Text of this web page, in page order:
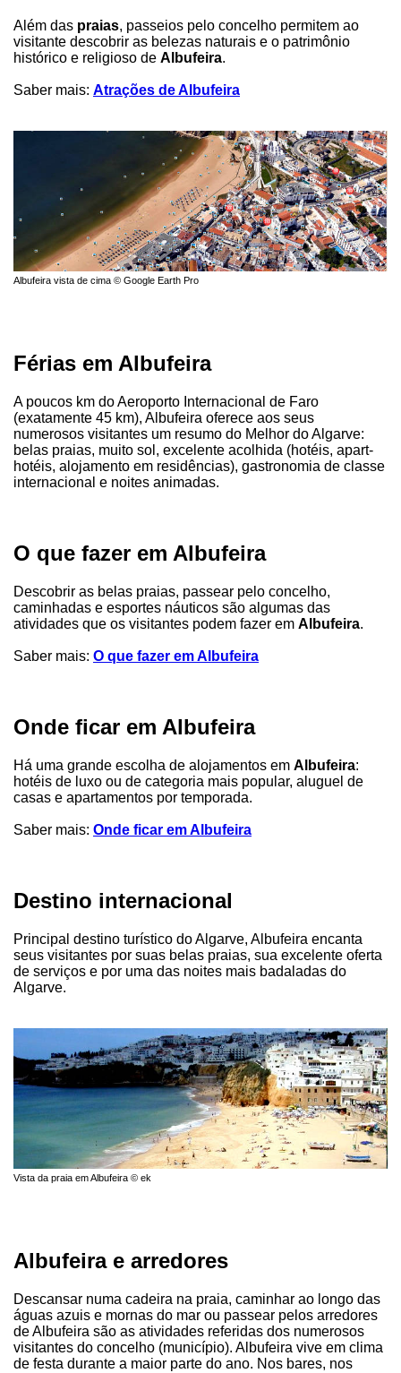
Além das praias, passeios pelo concelho permitem ao
visitante descobrir as belezas naturais e o patrimônio
histórico e religioso de Albufeira.
Saber mais: Atrações de Albufeira
Albufeira vista de cima © Google Earth Pro
Férias em Albufeira
A poucos km do Aeroporto Internacional de Faro
(exatamente 45 km), Albufeira oferece aos seus
numerosos visitantes um resumo do Melhor do Algarve:
belas praias, muito sol, excelente acolhida (hotéis, apart-
hotéis, alojamento em residências), gastronomia de classe
internacional e noites animadas.
O que fazer em Albufeira
Descobrir as belas praias, passear pelo concelho,
caminhadas e esportes náuticos são algumas das
atividades que os visitantes podem fazer em Albufeira.
Saber mais: O que fazer em Albufeira
Onde ficar em Albufeira
Há uma grande escolha de alojamentos em Albufeira:
hotéis de luxo ou de categoria mais popular, aluguel de
casas e apartamentos por temporada.
Saber mais: Onde ficar em Albufeira
Destino internacional
Principal destino turístico do Algarve, Albufeira encanta
seus visitantes por suas belas praias, sua excelente oferta
de serviços e por uma das noites mais badaladas do
Algarve.
Vista da praia em Albufeira © ek
Albufeira e arredores
Descansar numa cadeira na praia, caminhar ao longo das
águas azuis e mornas do mar ou passear pelos arredores
de Albufeira são as atividades referidas dos numerosos
visitantes do concelho (município). Albufeira vive em clima
de festa durante a maior parte do ano. Nos bares, nos